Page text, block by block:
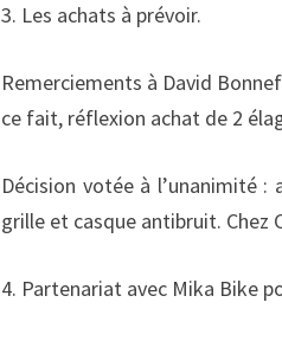
3. Les achats à prévoir.
Remerciements à David
ce fait, réflexion achat de 2
Décision votée à l’unanimité
grille et casque antibruit. Chez
4. Partenariat avec Mika Bike